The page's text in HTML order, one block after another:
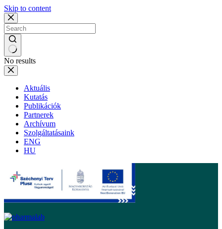
Skip to content
No results
Aktuális
Kutatás
Publikációk
Partnerek
Archívum
Szolgáltatásaink
ENG
HU